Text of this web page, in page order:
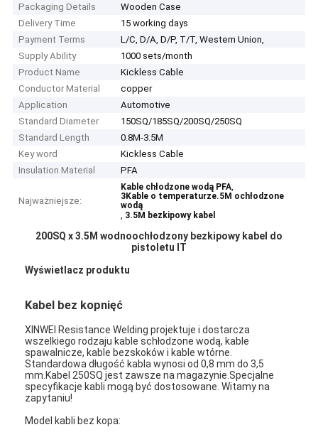
Packaging Details
Wooden Case
Delivery Time
15 working days
Payment Terms
L/C, D/A, D/P, T/T, Western Union,
Supply Ability
1000 sets/month
Product Name
Kickless Cable
Conductor Material
copper
Application
Automotive
Standard Diameter
150SQ/185SQ/200SQ/250SQ
Standard Length
0.8M-3.5M
Key word
Kickless Cable
Insulation Material
PFA
Najważniejsze:
Kable chłodzone wodą PFA,
3Kable o temperaturze.5M ochłodzone
wodą
, 3.5M bezkipowy kabel
200SQ x 3.5M wodnoochłodzony bezkipowy kabel do
pistoletu IT
Wyświetlacz produktu
Kabel bez kopnięć
XINWEI Resistance Welding projektuje i dostarcza
wszelkiego rodzaju kable schłodzone wodą, kable
spawalnicze, kable bezskoków i kable wtórne.
Standardowa długość kabla wynosi od 0,8 mm do 3,5
mm.Kabel 250SQ jest zawsze na magazynie.Specjalne
specyfikacje kabli mogą być dostosowane. Witamy na
zapytaniu!
Model kabli bez kopa: